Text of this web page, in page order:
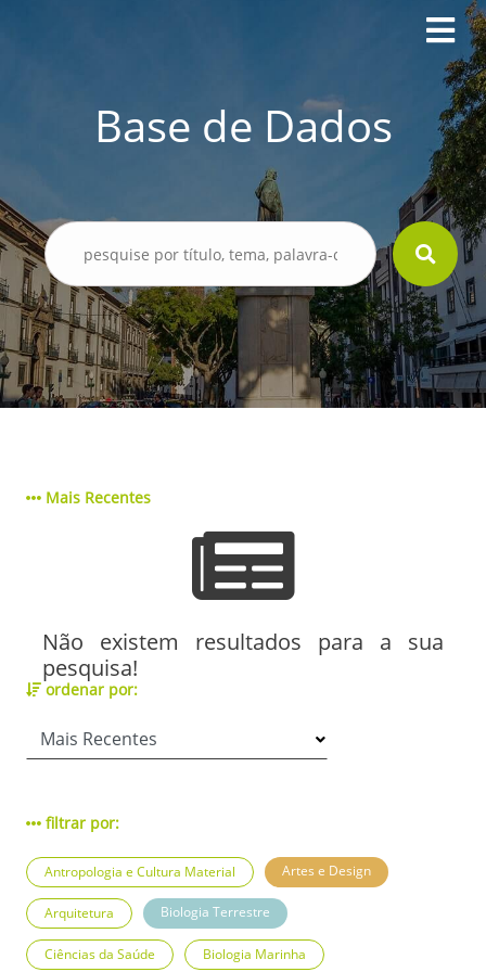
Base de Dados
Mais Recentes
Não existem resultados para a sua
pesquisa!
ordenar por:
filtrar por:
Antropologia e Cultura Material Artes e Design
Arquitetura Biologia Terrestre
Ciências da Saúde Biologia Marinha